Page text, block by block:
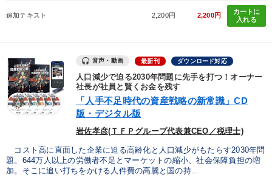
追加テキスト 2,200円 2,200円
カートに
入れる
音声・動画 最新刊 ダウンロード対応
人口減少で迫る2030年問題に先手を打つ！オーナー
社長が社員と賢くお金を残す
「人手不足時代の資産戦略の新常識」CD
版・デジタル版
岩佐孝彦(ＴＦＰグループ代表兼CEO／税理士)
コスト高に直面した企業に迫る高齢化と人口減少がもたらす2030年問
題。644万人以上の労働者不足とマーケットの縮小、社会保障負担の増
加。そこに追い打ちをかける人件費の高騰と国の持...